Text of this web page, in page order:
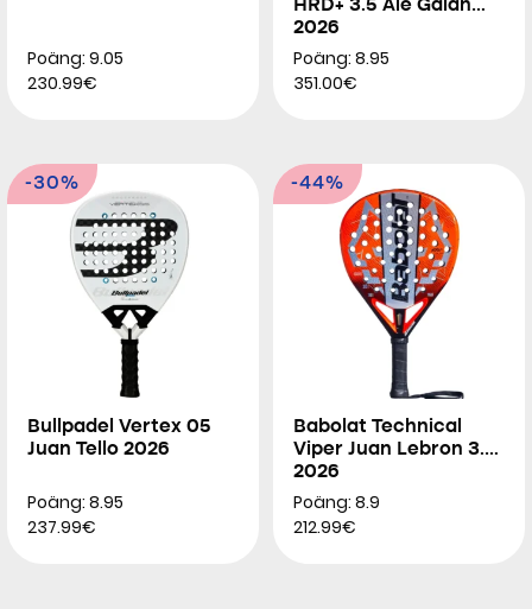
Poäng: 9.05
230.99€
HRD+ 3.5 Ale Galán
2026
Poäng: 8.95
351.00€
-30%
Bullpadel Vertex 05
Juan Tello 2026
Poäng: 8.95
237.99€
-44%
Babolat Technical
Viper Juan Lebron 3.0
2026
Poäng: 8.9
212.99€